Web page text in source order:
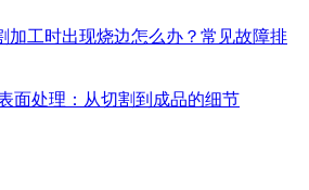
加工时出现烧边怎么办？常见故障排
面处理：从切割到成品的细节